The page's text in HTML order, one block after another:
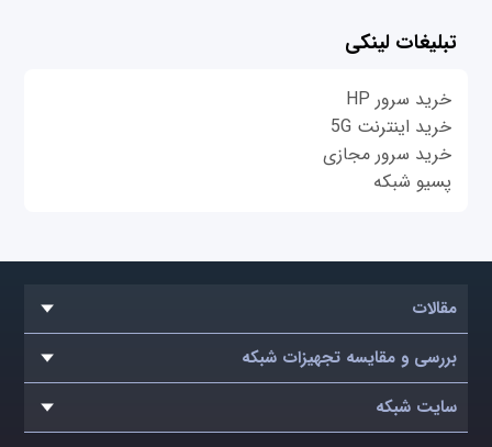
تبلیغات لینکی
خرید سرور HP
خرید اینترنت 5G
خرید سرور مجازی
پسیو شبکه
مقالات
بررسی و مقایسه تجهیزات شبکه
سایت شبکه